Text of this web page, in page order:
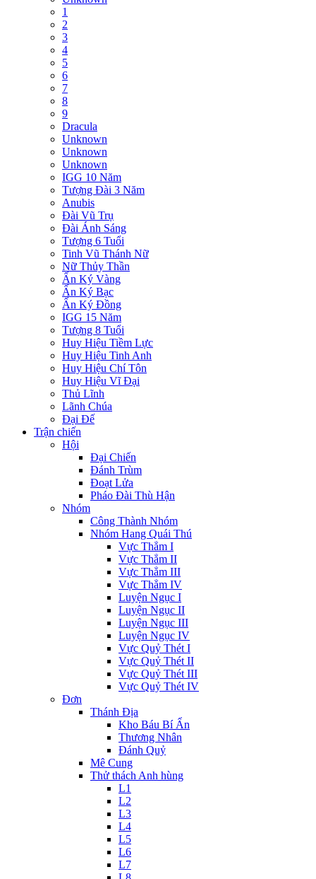
1
2
3
4
5
6
7
8
9
Dracula
Unknown
Unknown
Unknown
IGG 10 Năm
Tượng Đài 3 Năm
Anubis
Đài Vũ Trụ
Đài Ánh Sáng
Tượng 6 Tuổi
Tinh Vũ Thánh Nữ
Nữ Thủy Thần
Ấn Ký Vàng
Ấn Ký Bạc
Ấn Ký Đồng
IGG 15 Năm
Tượng 8 Tuổi
Huy Hiệu Tiềm Lực
Huy Hiệu Tinh Anh
Huy Hiệu Chí Tôn
Huy Hiệu Vĩ Đại
Thủ Lĩnh
Lãnh Chúa
Đại Đế
Trận chiến
Hội
Đại Chiến
Đánh Trùm
Đoạt Lửa
Pháo Đài Thù Hận
Nhóm
Công Thành Nhóm
Nhóm Hang Quái Thú
Vực Thẳm I
Vực Thẳm II
Vực Thẳm III
Vực Thẳm IV
Luyện Ngục I
Luyện Ngục II
Luyện Ngục III
Luyện Ngục IV
Vực Quỷ Thét I
Vực Quỷ Thét II
Vực Quỷ Thét III
Vực Quỷ Thét IV
Đơn
Thánh Địa
Kho Báu Bí Ẩn
Thương Nhân
Đánh Quỷ
Mê Cung
Thử thách Anh hùng
L1
L2
L3
L4
L5
L6
L7